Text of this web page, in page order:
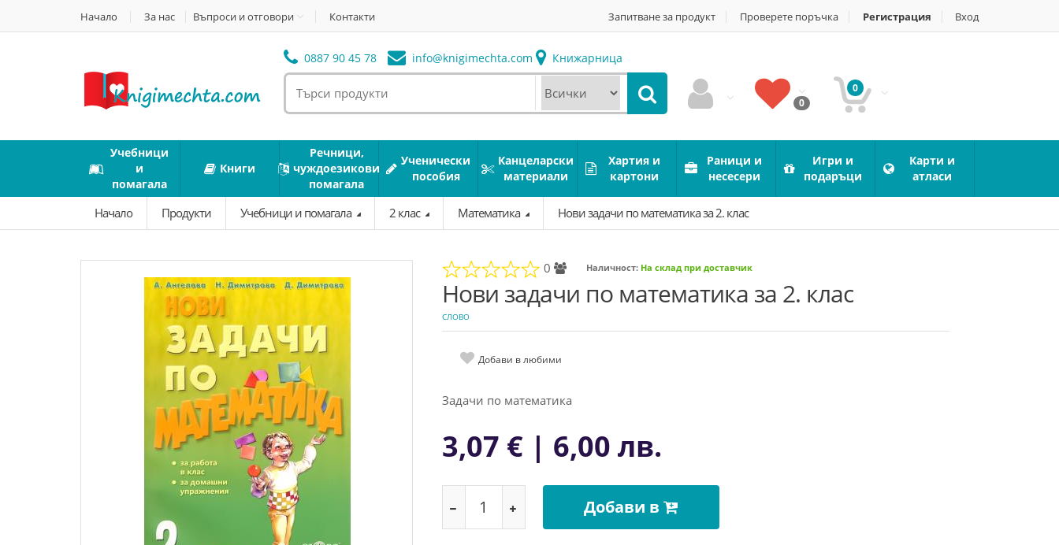
Начало За нас Въпроси и отговори Контакти Запитване за продукт Проверете поръчка Регистрация Вход
0887 90 45 78 info@knigimechta.com Книжарница
0
0
Учебници
и
помагала
Книги
Речници,
чуждоезикови
помагала
Ученически
пособия
Канцеларски
материали
Хартия и
картони
Раници и
несесери
Игри и
подаръци
Карти и
атласи
Начало Продукти Учебници и помагала 2 клас Математика Нови задачи по математика за 2. клас
0 Наличност: На склад при доставчик
Нови задачи по математика за 2. клас
СЛОВО
Добави в любими
Зaдaчи пo мaтeмaтикa
3,07 € | 6,00 лв.
Добави в